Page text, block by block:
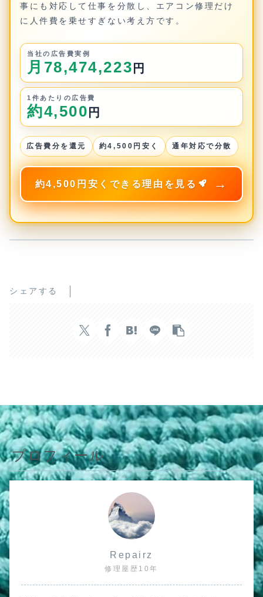
事にも対応して仕事を分散し、エアコン修理だけ
に人件費を乗せすぎない考え方です。
当社の広告費実例
月78,474,223 円
1件あたりの広告費
約4,500 円
広告費分を還元 約4,500円安く 通年対応で分散
約4,500円安くできる理由を見る
シェアする
プロフィール
Repairz
修理屋歴10年